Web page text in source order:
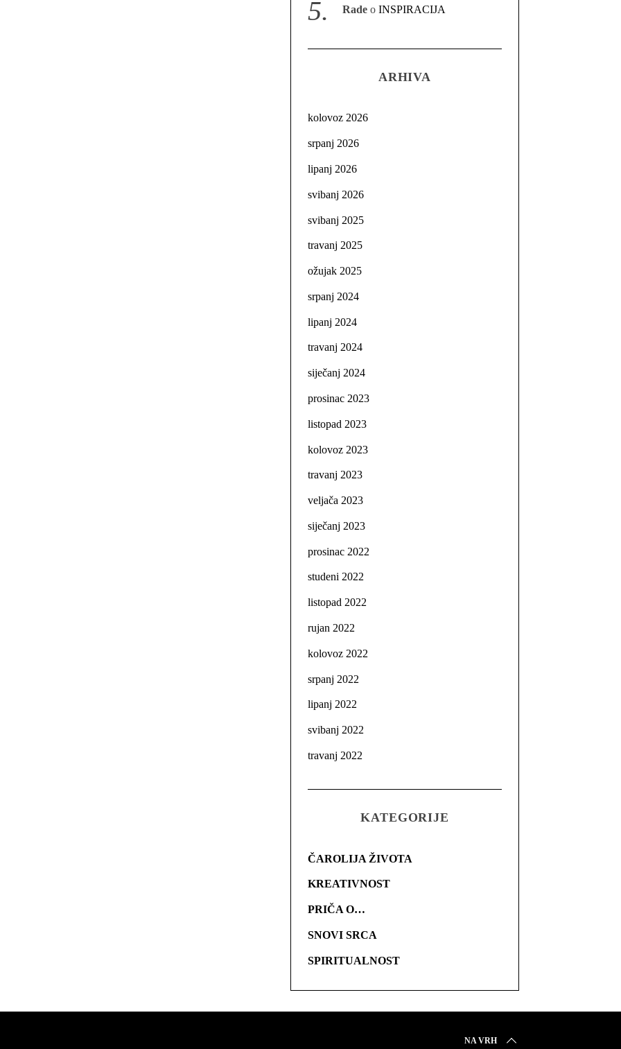
Rade oINSPIRACIJA
ARHIVA
kolovoz 2026
srpanj 2026
lipanj 2026
svibanj 2026
svibanj 2025
travanj 2025
ožujak 2025
srpanj 2024
lipanj 2024
travanj 2024
siječanj 2024
prosinac 2023
listopad 2023
kolovoz 2023
travanj 2023
veljača 2023
siječanj 2023
prosinac 2022
studeni 2022
listopad 2022
rujan 2022
kolovoz 2022
srpanj 2022
lipanj 2022
svibanj 2022
travanj 2022
KATEGORIJE
ČAROLIJA ŽIVOTA
KREATIVNOST
PRIČA O…
SNOVI SRCA
SPIRITUALNOST
NA VRH